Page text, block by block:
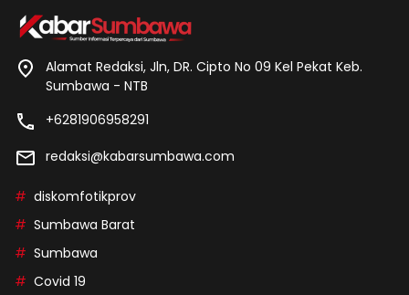
Alamat Redaksi, Jln, DR. Cipto No 09 Kel Pekat Keb.
Sumbawa - NTB
+6281906958291
redaksi@kabarsumbawa.com
diskomfotikprov
Sumbawa Barat
Sumbawa
Covid 19